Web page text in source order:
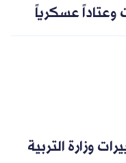
وزارة التربية